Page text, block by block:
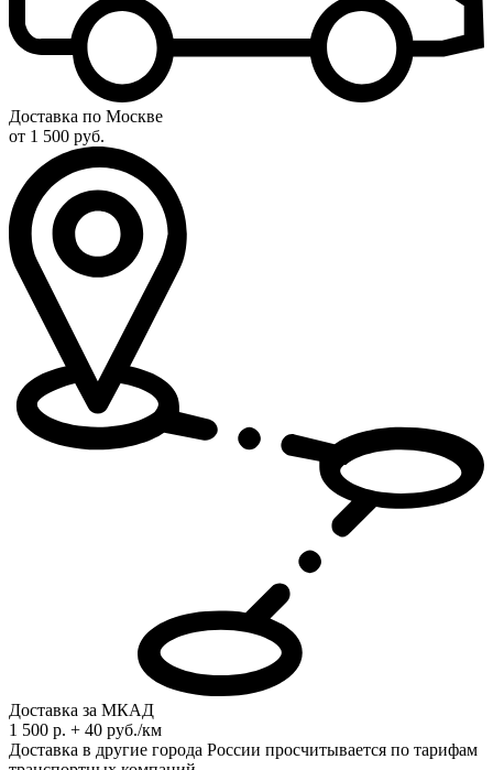
Доставка по Москве
от 1 500 руб.
Доставка за МКАД
1 500 р. + 40 руб./км
Доставка в другие города России просчитывается по тарифам